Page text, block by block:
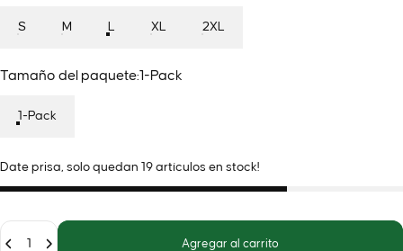
S M XL 2XL
Tamaño del paquete
Tamaño del paquete:1-Pack
1-Pack
Date prisa, solo quedan 19 artículos en stock!
Cantidad
Agregar al carrito